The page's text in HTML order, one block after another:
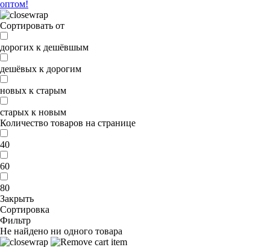
оптом!
Сортировать от
дорогих к дешёвшым
дешёвых к дорогим
новых к старым
старых к новым
Количество товаров на странице
40
60
80
Закрыть
Сортировка
Фильтр
Не найдено ни одного товара